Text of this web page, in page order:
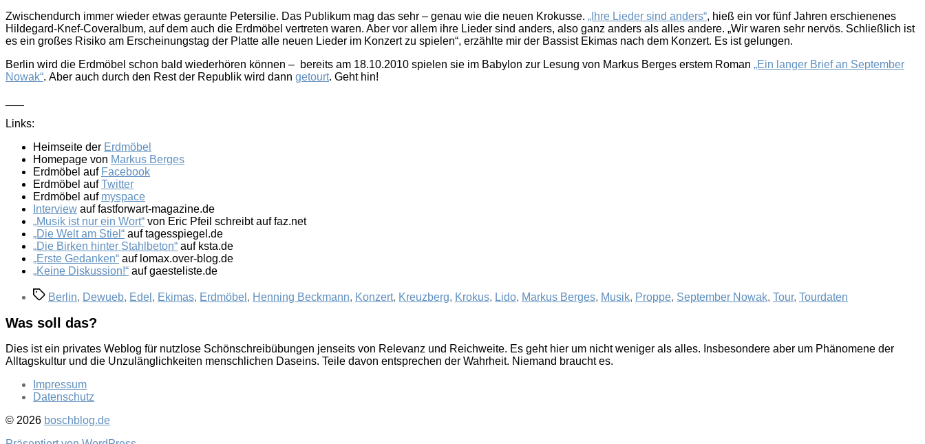
Zwischendurch immer wieder etwas geraunte Petersilie. Das Publikum mag das sehr – genau wie die neuen Krokusse. „Ihre Lieder sind anders“, hieß ein vor fünf Jahren erschienenes
Hildegard-Knef-Coveralbum, auf dem auch die Erdmöbel vertreten waren. Aber vor allem ihre Lieder sind anders, also ganz anders als alles andere. „Wir waren sehr nervös. Schließlich ist
es ein großes Risiko am Erscheinungstag der Platte alle neuen Lieder im Konzert zu spielen“, erzählte mir der Bassist Ekimas nach dem Konzert. Es ist gelungen.
Berlin wird die Erdmöbel schon bald wiederhören können – bereits am 18.10.2010 spielen sie im Babylon zur Lesung von Markus Berges erstem Roman „Ein langer Brief an September
Nowak“. Aber auch durch den Rest der Republik wird dann getourt. Geht hin!
Links:
Heimseite der Erdmöbel
Homepage von Markus Berges
Erdmöbel auf Facebook
Erdmöbel auf Twitter
Erdmöbel auf myspace
Interview auf fastforwart-magazine.de
„Musik ist nur ein Wort“ von Eric Pfeil schreibt auf faz.net
„Die Welt am Stiel“ auf tagesspiegel.de
„Die Birken hinter Stahlbeton“ auf ksta.de
„Erste Gedanken“ auf lomax.over-blog.de
„Keine Diskussion!“ auf gaesteliste.de
Schlagwörter
Berlin, Dewueb, Edel , Ekimas, Erdmöbel , Henning Beckmann, Konzert, Kreuzberg, Krokus, Lido, Markus Berges, Musik, Proppe, September Nowak, Tour, Tourdaten
Was soll das?
Dies ist ein privates Weblog für nutzlose Schönschreibübungen jenseits von Relevanz und Reichweite. Es geht hier um nicht weniger als alles. Insbesondere aber um Phänomene der
Alltagskultur und die Unzulänglichkeiten menschlichen Daseins. Teile davon entsprechen der Wahrheit. Niemand braucht es.
Impressum
Datenschutz
© 2026 boschblog.de